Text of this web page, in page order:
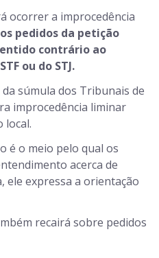
ocorrer a improcedência
pedidos da petição
contrário ao
ou do STJ.
súmula dos Tribunais de
improcedência liminar
local.
é o meio pelo qual os
acerca de
ele expressa a orientação
recairá sobre pedidos